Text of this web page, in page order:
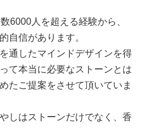
6000人を超える経験から、
自信があります。
通したマインドデザインを得
て本当に必要なストーンとは
たご提案をさせて頂いていま
しはストーンだけでなく、香